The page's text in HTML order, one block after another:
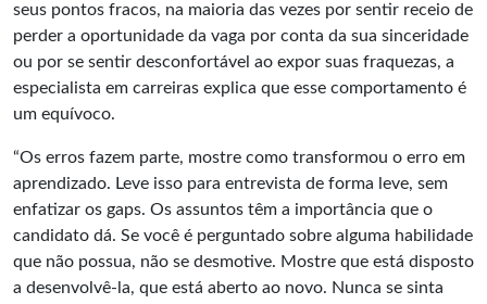
seus pontos fracos, na maioria das vezes por sentir receio de
perder a oportunidade da vaga por conta da sua sinceridade
ou por se sentir desconfortável ao expor suas fraquezas, a
especialista em carreiras explica que esse comportamento é
um equívoco.
“Os erros fazem parte, mostre como transformou o erro em
aprendizado. Leve isso para entrevista de forma leve, sem
enfatizar os gaps. Os assuntos têm a importância que o
candidato dá. Se você é perguntado sobre alguma habilidade
que não possua, não se desmotive. Mostre que está disposto
a desenvolvê-la, que está aberto ao novo. Nunca se sinta